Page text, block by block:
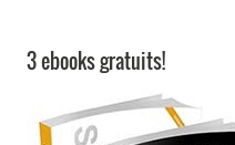
3 ebooks gratuits!